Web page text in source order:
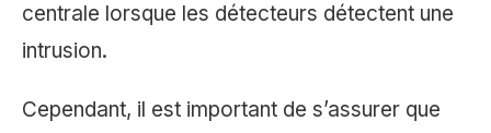
centrale lorsque les détecteurs détectent une
intrusion.
Cependant, il est important de s’assurer que